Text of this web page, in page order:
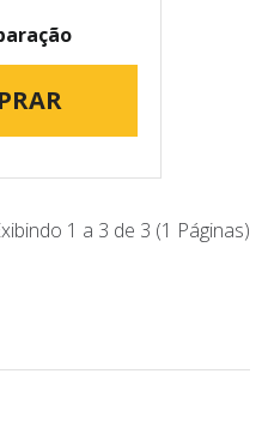
1 a 3 de 3 (1 Páginas)